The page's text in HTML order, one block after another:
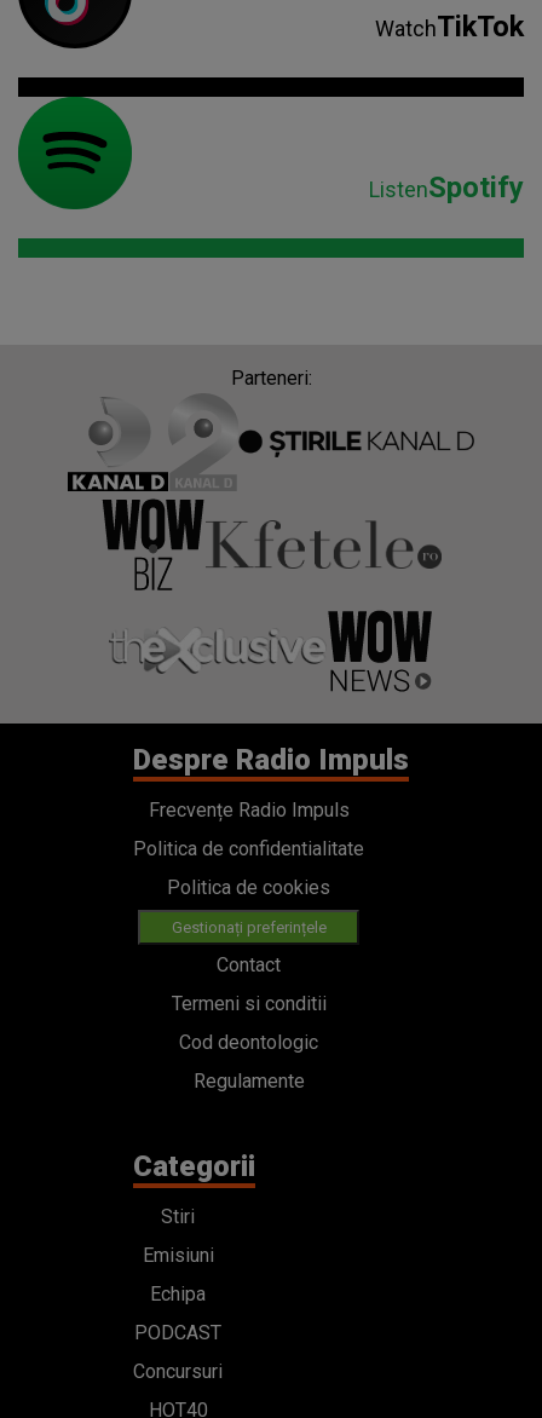
WatchTikTok
ListenSpotify
Parteneri:
Despre Radio Impuls
Frecvențe Radio Impuls
Politica de confidentialitate
Politica de cookies
Gestionați preferințele
Contact
Termeni si conditii
Cod deontologic
Regulamente
Categorii
Stiri
Emisiuni
Echipa
PODCAST
Concursuri
HOT40